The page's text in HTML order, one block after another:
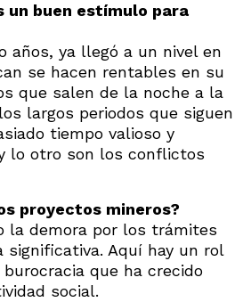
un buen estímulo para
años, ya llegó a un nivel en
se hacen rentables en su
que salen de la noche a la
largos periodos que siguen
tiempo valioso y
lo otro son los conflictos
proyectos mineros?
la demora por los trámites
Aquí hay un rol
que ha crecido
social.